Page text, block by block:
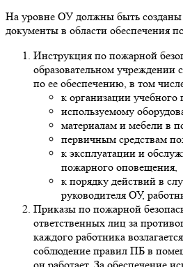
На уровне ОУ должны быть созданы
документы в области обеспечения
Инструкция по пожарной
образовательном
по ее обеспечению, в том
к организации учебного
используемому
материалам и мебели в
первичным средствам
к эксплуатации и
пожарного оповещения,
к порядку действий в
руководителя ОУ,
Приказы по пожарной
ответственных лиц за
каждого работника
соблюдение правил ПБ в